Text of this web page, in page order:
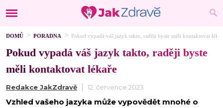
DOMŮ PORADNA Pokud vypadá váš jazyk takto, raději byste měli kontaktovat
Pokud vypadá váš jazyk takto, raději byste
měli kontaktovat lékaře
Redakce JakZdravě 12. července 2023
Vzhled vašeho jazyka může vypovědět mnohé o